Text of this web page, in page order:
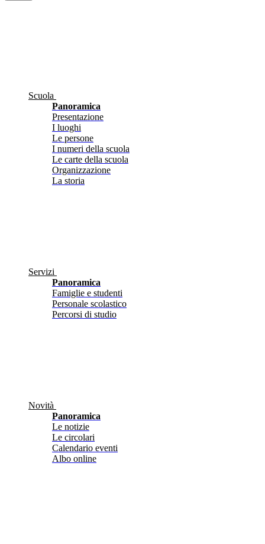
Scuola
Panoramica
Presentazione
I luoghi
Le persone
I numeri della scuola
Le carte della scuola
Organizzazione
La storia
Servizi
Panoramica
Famiglie e studenti
Personale scolastico
Percorsi di studio
Novità
Panoramica
Le notizie
Le circolari
Calendario eventi
Albo online